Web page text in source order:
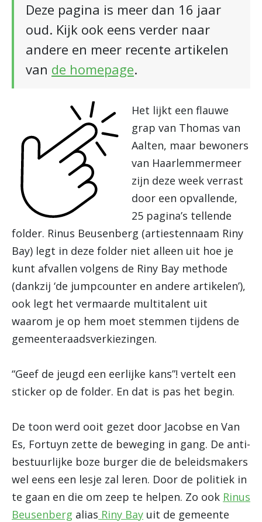
Deze pagina is meer dan 16 jaar
oud. Kijk ook eens verder naar
andere en meer recente artikelen
van de homepage.
Het lijkt een flauwe
grap van Thomas van
Aalten, maar bewoners
van Haarlemmermeer
zijn deze week verrast
door een opvallende,
25 pagina’s tellende
folder. Rinus Beusenberg (artiestennaam Riny
Bay) legt in deze folder niet alleen uit hoe je
kunt afvallen volgens de Riny Bay methode
(dankzij ‘de jumpcounter en andere artikelen’),
ook legt het vermaarde multitalent uit
waarom je op hem moet stemmen tijdens de
gemeenteraadsverkiezingen.
“Geef de jeugd een eerlijke kans”! vertelt een
sticker op de folder. En dat is pas het begin.
De toon werd ooit gezet door Jacobse en Van
Es, Fortuyn zette de beweging in gang. De anti-
bestuurlijke boze burger die de beleidsmakers
wel eens een lesje zal leren. Door de politiek in
te gaan en die om zeep te helpen. Zo ook Rinus
Beusenberg alias Riny Bay uit de gemeente